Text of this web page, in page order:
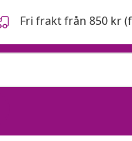
Fri frakt från 850 kr